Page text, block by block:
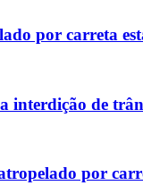
por carreta
interdição de
por